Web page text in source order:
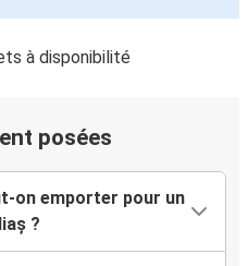
à disponibilité
posées
on emporter pour un
?